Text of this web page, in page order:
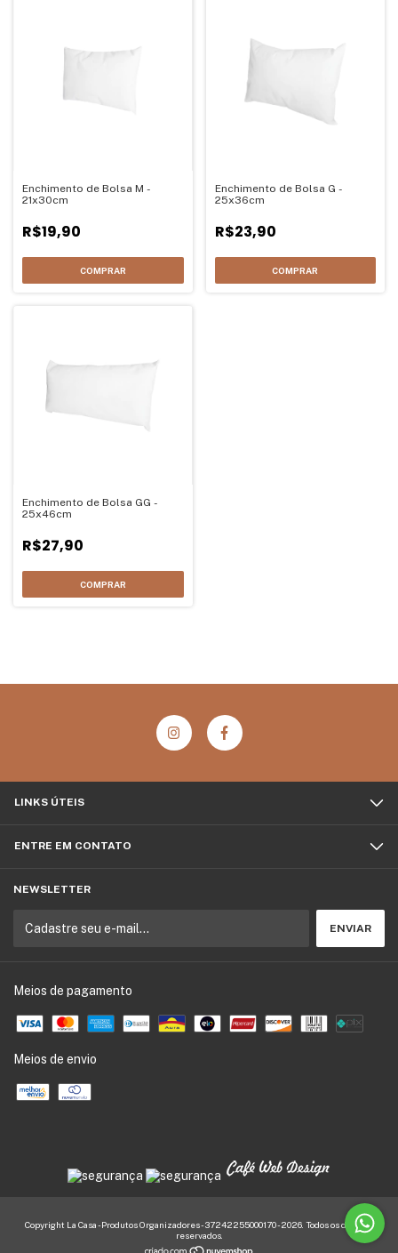
Enchimento de Bolsa M -
21x30cm
R$19,90
COMPRAR
Enchimento de Bolsa G -
25x36cm
R$23,90
COMPRAR
Enchimento de Bolsa GG -
25x46cm
R$27,90
COMPRAR
LINKS ÚTEIS
ENTRE EM CONTATO
NEWSLETTER
Meios de pagamento
Meios de envio
Copyright La Casa - Produtos Organizadores - 37242255000170 - 2026. Todos os direitos
reservados.